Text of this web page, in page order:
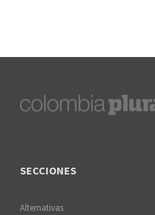
SECCIONES
Alternativas